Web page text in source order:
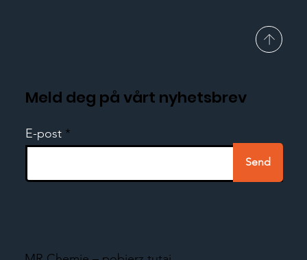
Meld deg på vårt nyhetsbrev
E-post
Send